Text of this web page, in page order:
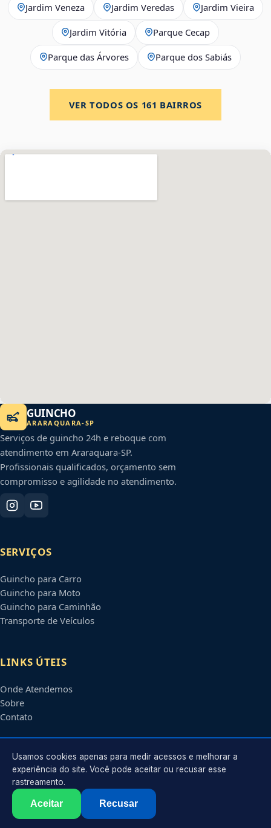
Jardim Veneza Jardim Veredas Jardim Vieira
Jardim Vitória Parque Cecap
Parque das Árvores Parque dos Sabiás
VER TODOS OS 161 BAIRROS
GUINCHO
ARARAQUARA-SP
Serviços de guincho 24h e reboque com
atendimento em Araraquara-SP.
Profissionais qualificados, orçamento sem
compromisso e agilidade no atendimento.
SERVIÇOS
Guincho para Carro
Guincho para Moto
Guincho para Caminhão
Transporte de Veículos
LINKS ÚTEIS
Onde Atendemos
Sobre
Contato
CONTATO
Atendimento em
contato@guinchoemararaquara.com.br
2026 Araraquara
. Todos os direitos reservados.
Usamos cookies apenas para medir acessos e melhorar a
experiência do site. Você pode aceitar ou recusar esse
rastreamento.
Aceitar Recusar